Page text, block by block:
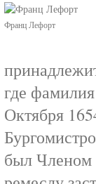
Франц Лефорт
где
Октября
был Членом